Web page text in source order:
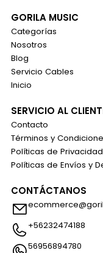
GORILA MUSIC
Categorías
Nosotros
Blog
Servicio Cables
Inicio
SERVICIO AL
Contacto
Términos y
Políticas de Privacidad
Políticas de Envíos y
CONTÁCTANOS
+56232474188
56956894780